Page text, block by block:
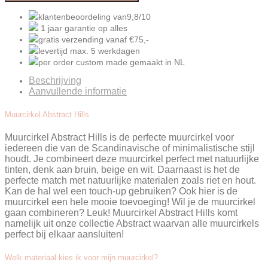
klantenbeoordeling van9,8/10
1 jaar garantie op alles
gratis verzending vanaf €75,-
levertijd max. 5 werkdagen
per order custom made gemaakt in NL
Beschrijving
Aanvullende informatie
Muurcirkel Abstract Hills
Muurcirkel Abstract Hills is de perfecte muurcirkel voor
iedereen die van de Scandinavische of minimalistische stijl
houdt. Je combineert deze muurcirkel perfect met natuurlijke
tinten, denk aan bruin, beige en wit. Daarnaast is het de
perfecte match met natuurlijke materialen zoals riet en hout.
Kan de hal wel een touch-up gebruiken? Ook hier is de
muurcirkel een hele mooie toevoeging! Wil je de muurcirkel
gaan combineren? Leuk! Muurcirkel Abstract Hills komt
namelijk uit onze collectie Abstract waarvan alle muurcirkels
perfect bij elkaar aansluiten!
Welk materiaal kies ik voor mijn muurcirkel?